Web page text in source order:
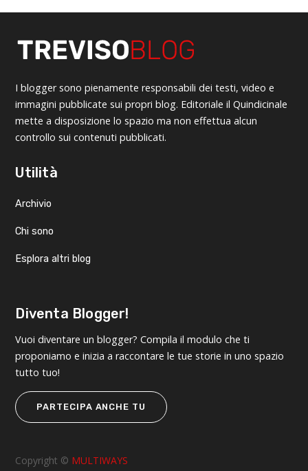
I blogger sono pienamente responsabili dei testi, video e
immagini pubblicate sui propri blog. Editoriale il Quindicinale
mette a disposizione lo spazio ma non effettua alcun
controllo sui contenuti pubblicati.
Utilità
Archivio
Chi sono
Esplora altri blog
Diventa Blogger!
Vuoi diventare un blogger? Compila il modulo che ti
proponiamo e inizia a raccontare le tue storie in uno spazio
tutto tuo!
PARTECIPA ANCHE TU
Copyright © MULTIWAYS